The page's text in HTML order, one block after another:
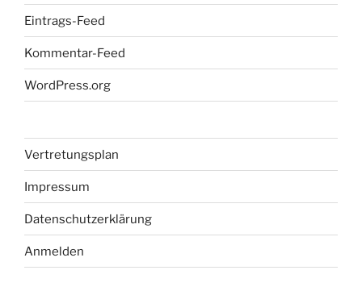
Eintrags-Feed
Kommentar-Feed
WordPress.org
Vertretungsplan
Impressum
Datenschutzerklärung
Anmelden